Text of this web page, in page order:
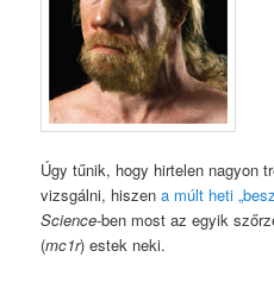
Úgy tűnik, hogy hirtelen nagyon
vizsgálni, hiszena múlt heti
Science-ben most az egyik
(mc1r) estek neki.